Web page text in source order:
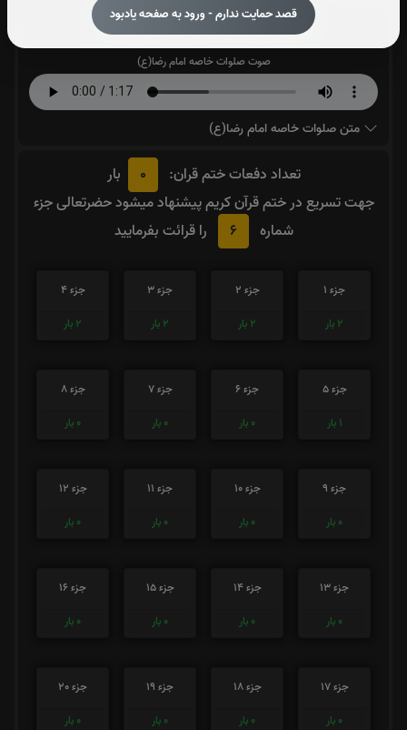
قصد حمایت ندارم - ورود به صفحه یادبود
صوت صلوات خاصه امام رضا(ع)
متن صلوات خاصه امام رضا(ع)
تعداد دفعات ختم قران: 0
بار
جهت تسریع در ختم قرآن کریم پیشنهاد میشود حضرتعالی جزء
شماره
6 را قرائت بفرمایید
جزء 1
2 بار
جزء 2
2 بار
جزء 3
2 بار
جزء 4
2 بار
جزء 5
1 بار
جزء 6
0 بار
جزء 7
0 بار
جزء 8
0 بار
جزء 9
0 بار
جزء 10
0 بار
جزء 11
0 بار
جزء 12
0 بار
جزء 13
0 بار
جزء 14
0 بار
جزء 15
0 بار
جزء 16
0 بار
جزء 17
0 بار
جزء 18
0 بار
جزء 19
0 بار
جزء 20
0 بار